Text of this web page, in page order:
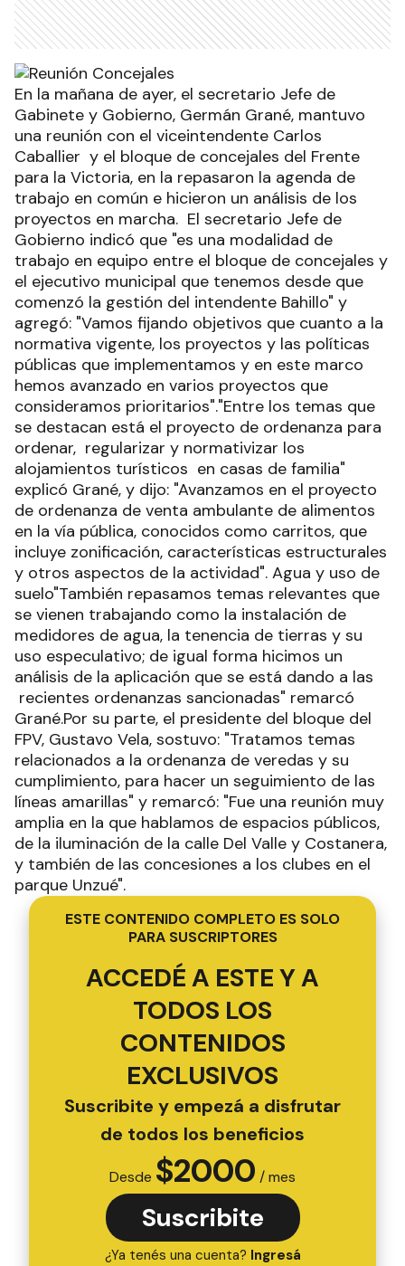
En la mañana de ayer, el secretario Jefe de
Gabinete y Gobierno, Germán Grané, mantuvo
una reunión con el viceintendente Carlos
Caballier y el bloque de concejales del Frente
para la Victoria, en la repasaron la agenda de
trabajo en común e hicieron un análisis de los
proyectos en marcha. El secretario Jefe de
Gobierno indicó que "es una modalidad de
trabajo en equipo entre el bloque de concejales y
el ejecutivo municipal que tenemos desde que
comenzó la gestión del intendente Bahillo" y
agregó: "Vamos fijando objetivos que cuanto a la
normativa vigente, los proyectos y las políticas
públicas que implementamos y en este marco
hemos avanzado en varios proyectos que
consideramos prioritarios"."Entre los temas que
se destacan está el proyecto de ordenanza para
ordenar, regularizar y normativizar los
alojamientos turísticos en casas de familia"
explicó Grané, y dijo: "Avanzamos en el proyecto
de ordenanza de venta ambulante de alimentos
en la vía pública, conocidos como carritos, que
incluye zonificación, características estructurales
y otros aspectos de la actividad". Agua y uso de
suelo"También repasamos temas relevantes que
se vienen trabajando como la instalación de
medidores de agua, la tenencia de tierras y su
uso especulativo; de igual forma hicimos un
análisis de la aplicación que se está dando a las
recientes ordenanzas sancionadas" remarcó
Grané.Por su parte, el presidente del bloque del
FPV, Gustavo Vela, sostuvo: "Tratamos temas
relacionados a la ordenanza de veredas y su
cumplimiento, para hacer un seguimiento de las
líneas amarillas" y remarcó: "Fue una reunión muy
amplia en la que hablamos de espacios públicos,
de la iluminación de la calle Del Valle y Costanera,
y también de las concesiones a los clubes en el
parque Unzué".
ESTE CONTENIDO COMPLETO ES SOLO
PARA SUSCRIPTORES
ACCEDÉ A ESTE Y A
TODOS LOS
CONTENIDOS
EXCLUSIVOS
Suscribite y empezá a disfrutar
de todos los beneficios
Desde $2000 / mes
Suscribite
¿Ya tenés una cuenta? Ingresá